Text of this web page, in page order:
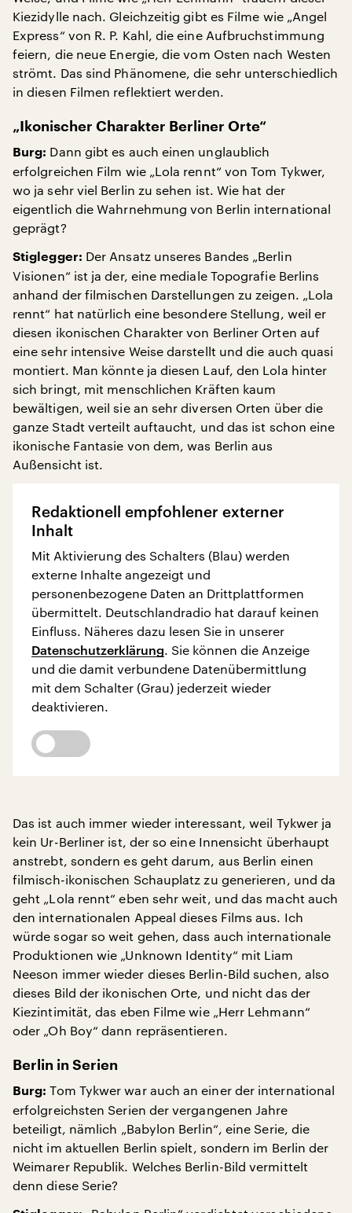
Kiezidylle nach. Gleichzeitig gibt es Filme wie „Angel
Express“ von R. P. Kahl, die eine Aufbruchstimmung
feiern, die neue Energie, die vom Osten nach Westen
strömt. Das sind Phänomene, die sehr unterschiedlich
in diesen Filmen reflektiert werden.
„Ikonischer Charakter Berliner Orte“
Burg: Dann gibt es auch einen unglaublich
erfolgreichen Film wie „Lola rennt“ von Tom Tykwer,
wo ja sehr viel Berlin zu sehen ist. Wie hat der
eigentlich die Wahrnehmung von Berlin international
geprägt?
Stiglegger: Der Ansatz unseres Bandes „Berlin
Visionen“ ist ja der, eine mediale Topografie Berlins
anhand der filmischen Darstellungen zu zeigen. „Lola
rennt“ hat natürlich eine besondere Stellung, weil er
diesen ikonischen Charakter von Berliner Orten auf
eine sehr intensive Weise darstellt und die auch quasi
montiert. Man könnte ja diesen Lauf, den Lola hinter
sich bringt, mit menschlichen Kräften kaum
bewältigen, weil sie an sehr diversen Orten über die
ganze Stadt verteilt auftaucht, und das ist schon eine
ikonische Fantasie von dem, was Berlin aus
Außensicht ist.
Redaktionell empfohlener externer
Inhalt
Mit Aktivierung des Schalters (Blau) werden
externe Inhalte angezeigt und
personenbezogene Daten an Drittplattformen
übermittelt. Deutschlandradio hat darauf keinen
Einfluss. Näheres dazu lesen Sie in unserer
Datenschutzerklärung. Sie können die Anzeige
und die damit verbundene Datenübermittlung
mit dem Schalter (Grau) jederzeit wieder
deaktivieren.
Das ist auch immer wieder interessant, weil Tykwer ja
kein Ur-Berliner ist, der so eine Innensicht überhaupt
anstrebt, sondern es geht darum, aus Berlin einen
filmisch-ikonischen Schauplatz zu generieren, und da
geht „Lola rennt“ eben sehr weit, und das macht auch
den internationalen Appeal dieses Films aus. Ich
würde sogar so weit gehen, dass auch internationale
Produktionen wie „Unknown Identity“ mit Liam
Neeson immer wieder dieses Berlin-Bild suchen, also
dieses Bild der ikonischen Orte, und nicht das der
Kiezintimität, das eben Filme wie „Herr Lehmann“
oder „Oh Boy“ dann repräsentieren.
Berlin in Serien
Burg: Tom Tykwer war auch an einer der international
erfolgreichsten Serien der vergangenen Jahre
beteiligt, nämlich „Babylon Berlin“, eine Serie, die
nicht im aktuellen Berlin spielt, sondern im Berlin der
Weimarer Republik. Welches Berlin-Bild vermittelt
denn diese Serie?